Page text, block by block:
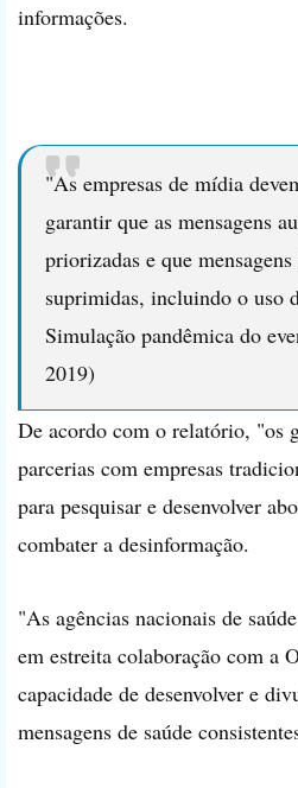
informações.
"As empresas de mídia
garantir que as mensagens
priorizadas e que
suprimidas, incluindo o
Simulação pandêmica do
2019)
De acordo com o relatório, "os
parcerias com empresas
para pesquisar e desenvolver
combater a desinformação.
"As agências nacionais de
em estreita colaboração com a
capacidade de desenvolver e
mensagens de saúde